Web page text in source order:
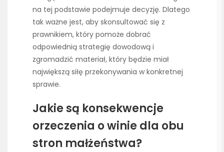
na tej podstawie podejmuje decyzję. Dlatego
tak ważne jest, aby skonsultować się z
prawnikiem, który pomoże dobrać
odpowiednią strategię dowodową i
zgromadzić materiał, który będzie miał
największą siłę przekonywania w konkretnej
sprawie.
Jakie są konsekwencje
orzeczenia o winie dla obu
stron małżeństwa?